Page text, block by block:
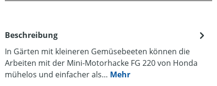
Beschreibung
In Gärten mit kleineren Gemüsebeeten können die
Arbeiten mit der Mini-Motorhacke FG 220 von Honda
mühelos und einfacher als… Mehr